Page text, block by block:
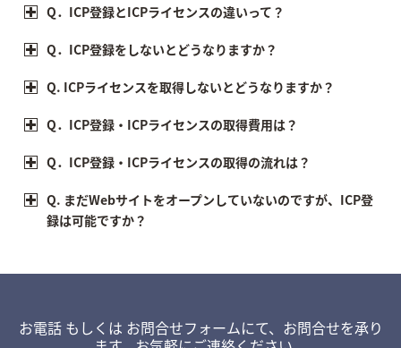
Q．ICP登録とICPライセンスの違いって？
Q．ICP登録をしないとどうなりますか？
Q. ICPライセンスを取得しないとどうなりますか？
Q．ICP登録・ICPライセンスの取得費用は？
Q．ICP登録・ICPライセンスの取得の流れは？
Q. まだWebサイトをオープンしていないのですが、ICP登
録は可能ですか？
お電話 もしくは お問合せフォームにて、お問合せを承り